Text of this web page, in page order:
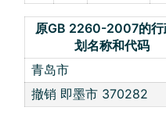
原GB 2260-2007的行
划名称和代码
青岛市
撤销 即墨市 370282